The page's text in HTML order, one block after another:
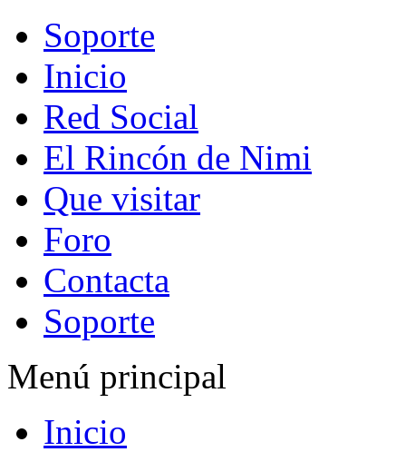
Soporte
Inicio
Red Social
El Rincón de Nimi
Que visitar
Foro
Contacta
Soporte
Menú principal
Inicio